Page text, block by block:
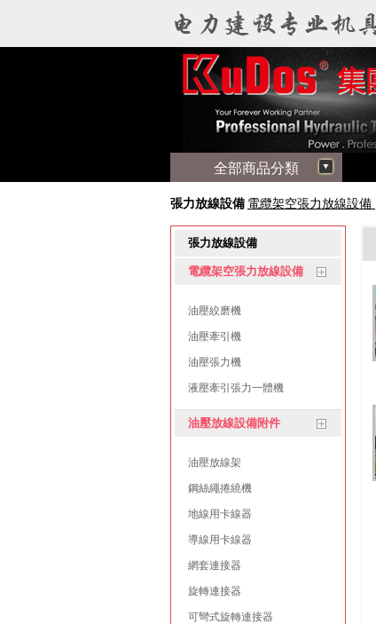
全部商品分類
張力放線設備 電纜架空張力放線設備
張力放線設備
電纜架空張力放線設備
油壓絞磨機
油壓牽引機
油壓張力機
液壓牽引張力一體機
油壓放線設備附件
油壓放線架
鋼絲繩捲繞機
地線用卡線器
導線用卡線器
網套連接器
旋轉連接器
可彎式旋轉連接器